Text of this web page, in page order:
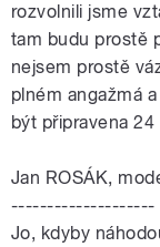
rozvolnili jsme
tam budu prostě
nejsem prostě
plném angažmá
být připravena
Jan ROSÁK,
--------------------
Jo, kdyby